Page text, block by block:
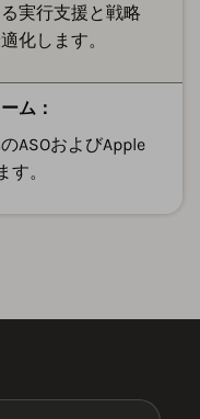
実行支援と戦略
化します。
ム：
ASOおよびApple
。